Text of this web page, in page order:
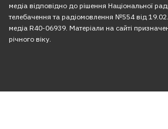
медіа відповідно до рішення Національної
телебачення та радіомовлення №554 від
медіа R40-06939. Матеріали на сайті
річного віку.